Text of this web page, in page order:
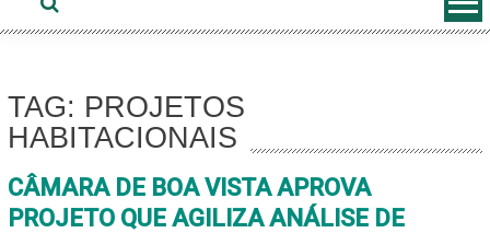
TAG: PROJETOS
HABITACIONAIS
CÂMARA DE BOA VISTA APROVA
PROJETO QUE AGILIZA ANÁLISE DE